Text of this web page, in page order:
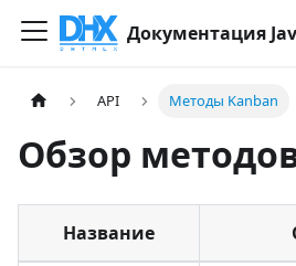
Документация
API Методы Kanban
Обзор
Название